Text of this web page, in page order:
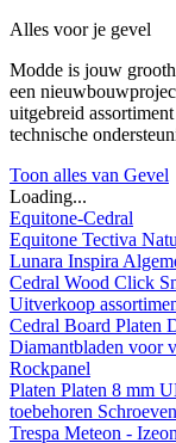
Alles voor je gevel
Modde is jouw
een
uitgebreid
technische
Toon alles van Gevel
Loading...
Equitone-Cedral
Equitone Tectiva
Lunara Inspira
Cedral Wood Click
Uitverkoop
Cedral Board Platen
Diamantbladen voor
Rockpanel
Platen Platen 8 mm
toebehoren
Trespa Meteon -